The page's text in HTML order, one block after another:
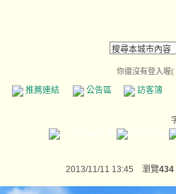
你還沒有登入喔(
推薦連結 公告區 訪客簿
2013/11/11 13:45 瀏覽434